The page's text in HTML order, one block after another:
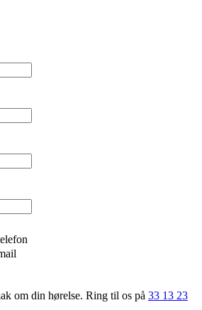
om din hørelse. Ring til os på 33 13 23